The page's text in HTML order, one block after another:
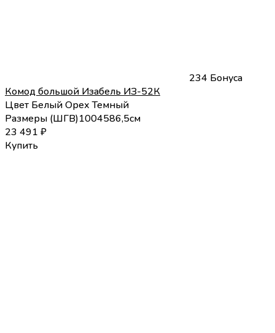
234 Бонуса
Комод большой Изабель ИЗ-52К
Цвет БелыйОрех Темный
Размеры (ШГВ)1004586,5см
23 491 ₽
Купить